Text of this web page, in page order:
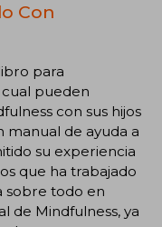
Con
para
cual pueden
con sus hijos
manual de ayuda a
su experiencia
que ha trabajado
sobre todo en
de Mindfulness, ya